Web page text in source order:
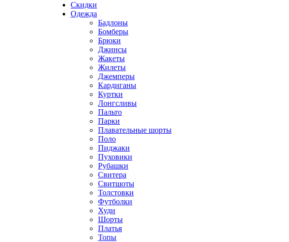
Скидки
Одежда
Бадлоны
Бомберы
Брюки
Джинсы
Жакеты
Жилеты
Джемперы
Кардиганы
Куртки
Лонгсливы
Пальто
Парки
Плавательные шорты
Поло
Пиджаки
Пуховики
Рубашки
Свитера
Свитшоты
Толстовки
Футболки
Худи
Шорты
Платья
Топы